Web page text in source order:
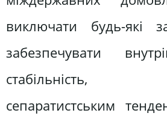
виключати будь-які
забезпечувати
стабільність,
сепаратистським